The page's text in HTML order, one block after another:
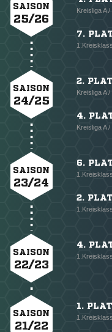
SAISON
25/26
Kreisliga A
7.
SAISON
24/25
2.
Kreisliga A
4.
Kreisliga A
SAISON
23/24
6.
2.
SAISON
22/23
4.
SAISON
21/22
1.